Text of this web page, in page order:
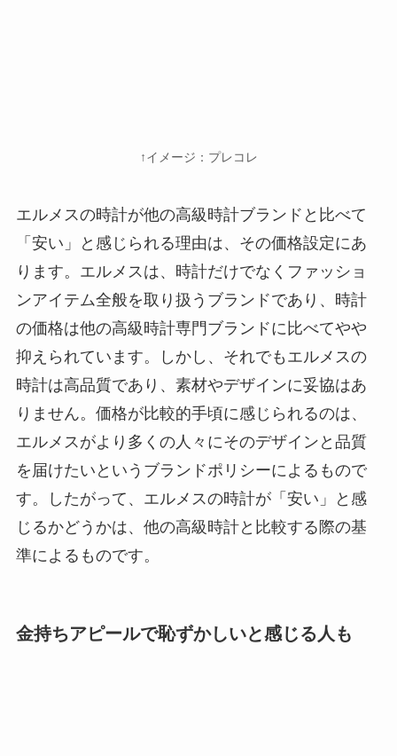
↑イメージ：プレコレ
エルメスの時計が他の高級時計ブランドと比べて
「安い」と感じられる理由は、その価格設定にあ
ります。エルメスは、時計だけでなくファッショ
ンアイテム全般を取り扱うブランドであり、時計
の価格は他の高級時計専門ブランドに比べてやや
抑えられています。しかし、それでもエルメスの
時計は高品質であり、素材やデザインに妥協はあ
りません。価格が比較的手頃に感じられるのは、
エルメスがより多くの人々にそのデザインと品質
を届けたいというブランドポリシーによるもので
す。したがって、エルメスの時計が「安い」と感
じるかどうかは、他の高級時計と比較する際の基
準によるものです。
金持ちアピールで恥ずかしいと感じる人も